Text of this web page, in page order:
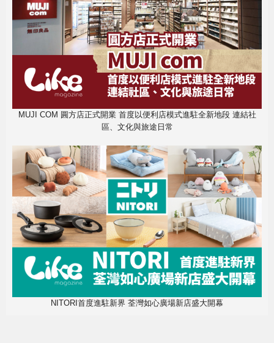
MUJI COM 圓方店正式開業 首度以便利店模式進駐全新地段 連結社
區、文化與旅途日常
NITORI首度進駐新界 荃灣如心廣場新店盛大開幕